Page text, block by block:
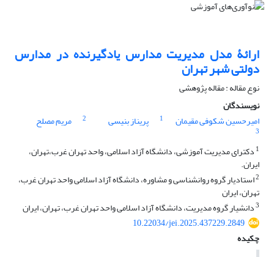
ارائۀ مدل مدیریت مدارس یادگیرنده در مدارس
دولتی شهر تهران
نوع مقاله : مقاله پژوهشی
نویسندگان
امیرحسین شکوفی مقیمان
1 پریناز بنیسی 2 مریم مصلح
3
1 دکترای مدیریت آموزشی، دانشگاه آزاد اسلامی، واحد تهران غرب،تهران،
ایران.
2استادیار گروه روانشناسی و مشاوره، دانشگاه آزاد اسلامی واحد تهران غرب،
تهران، ایران
3دانشیار گروه مدیریت، دانشگاه آزاد اسلامی واحد تهران غرب، تهران، ایران
10.22034/jei.2025.437229.2849
چکیده